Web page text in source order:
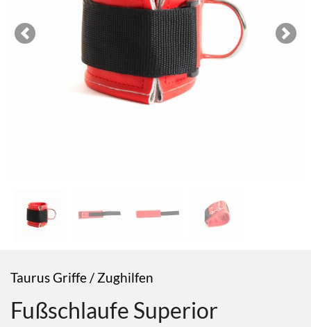
Previous Next
Taurus Griffe / Zughilfen
Fußschlaufe Superior